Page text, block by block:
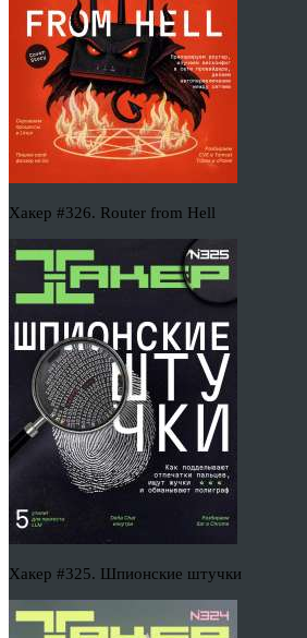
Хакер #326. Router from Hell
Хакер #325. Шпионские штучки